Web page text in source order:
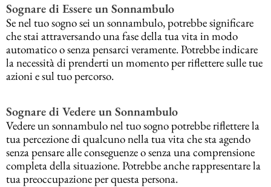
Sognare di Essere un Sonnambulo
Se nel tuo sogno sei un sonnambulo, potrebbe significare
che stai attraversando una fase della tua vita in modo
automatico o senza pensarci veramente. Potrebbe indicare
la necessità di prenderti un momento per riflettere sulle tue
azioni e sul tuo percorso.
Sognare di Vedere un Sonnambulo
Vedere un sonnambulo nel tuo sogno potrebbe riflettere la
tua percezione di qualcuno nella tua vita che sta agendo
senza pensare alle conseguenze o senza una comprensione
completa della situazione. Potrebbe anche rappresentare la
tua preoccupazione per questa persona.